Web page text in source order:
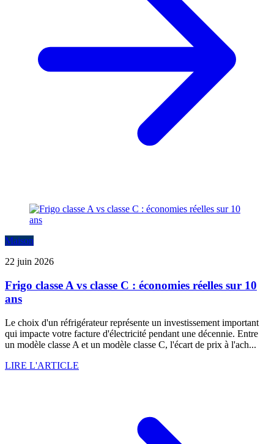
Maison
22 juin 2026
Frigo classe A vs classe C : économies réelles sur 10
ans
Le choix d'un réfrigérateur représente un investissement important
qui impacte votre facture d'électricité pendant une décennie. Entre
un modèle classe A et un modèle classe C, l'écart de prix à l'ach...
LIRE L'ARTICLE